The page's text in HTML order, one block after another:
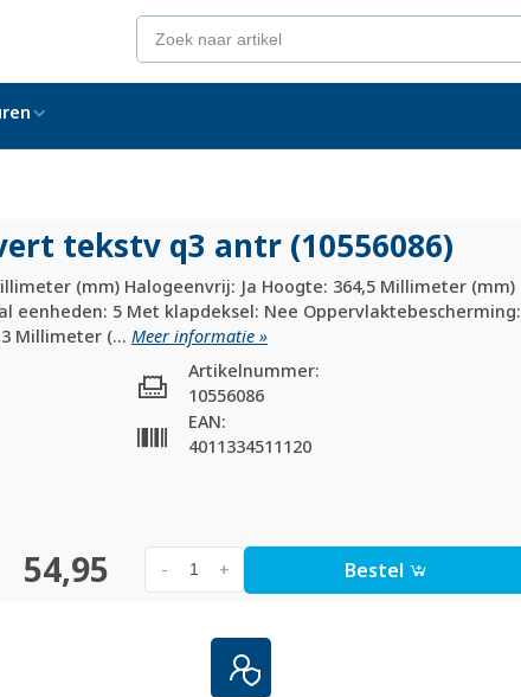
tekstv q3 antr (10556086)
(mm) Halogeenvrij: Ja Hoogte: 364,5 Millimeter (mm)
eenheden: 5 Met klapdeksel: Nee Oppervlaktebescherming:
Millimeter (... Meer informatie »
Artikelnummer:
10556086
EAN:
4011334511120
54,95 +
- Bestel